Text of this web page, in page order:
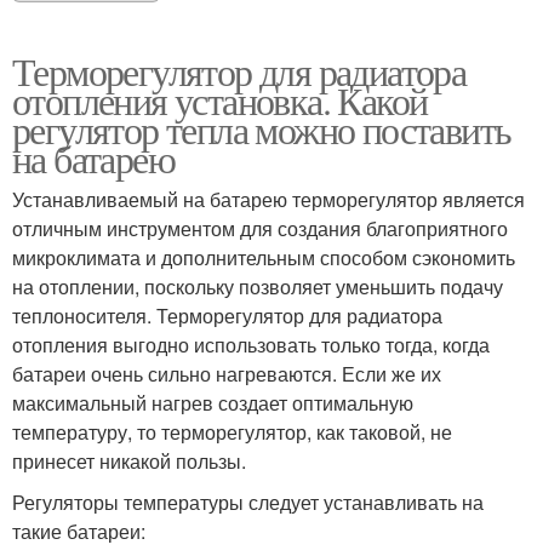
Терморегулятор для радиатора
отопления установка. Какой
регулятор тепла можно поставить
на батарею
Устанавливаемый на батарею терморегулятор является
отличным инструментом для создания благоприятного
микроклимата и дополнительным способом сэкономить
на отоплении, поскольку позволяет уменьшить подачу
теплоносителя. Терморегулятор для радиатора
отопления выгодно использовать только тогда, когда
батареи очень сильно нагреваются. Если же их
максимальный нагрев создает оптимальную
температуру, то терморегулятор, как таковой, не
принесет никакой пользы.
Регуляторы температуры следует устанавливать на
такие батареи: